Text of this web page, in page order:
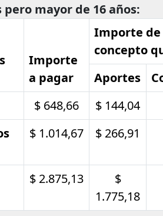
pero mayor de 16 años:
Importe
a pagar
Importe de
concepto
Aportes
$ 648,66 $ 144,04
$ 1.014,67 $ 266,91
$ 2.875,13
$
1.775,18